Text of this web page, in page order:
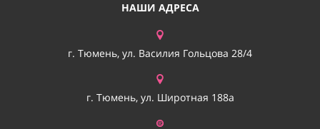
НАШИ АДРЕСА
г. Тюмень, ул. Василия Гольцова 28/4
г. Тюмень, ул. Широтная 188а